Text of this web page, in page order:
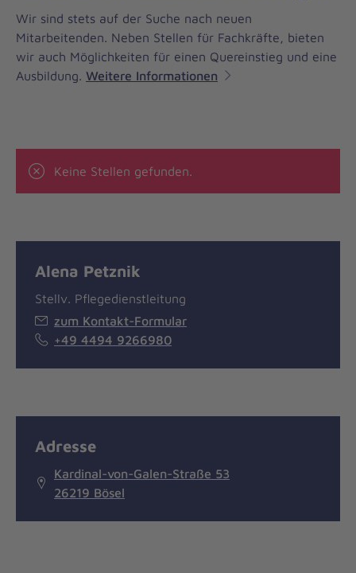
Wir sind stets auf der Suche nach neuen
Mitarbeitenden. Neben Stellen für Fachkräfte, bieten
wir auch Möglichkeiten für einen Quereinstieg und eine
Ausbildung. Weitere Informationen
Keine Stellen gefunden.
Alena Petznik
Stellv. Pflegedienstleitung
zum Kontakt-Formular
+49 4494 9266980
Adresse
Kardinal-von-Galen-Straße 53
26219 Bösel